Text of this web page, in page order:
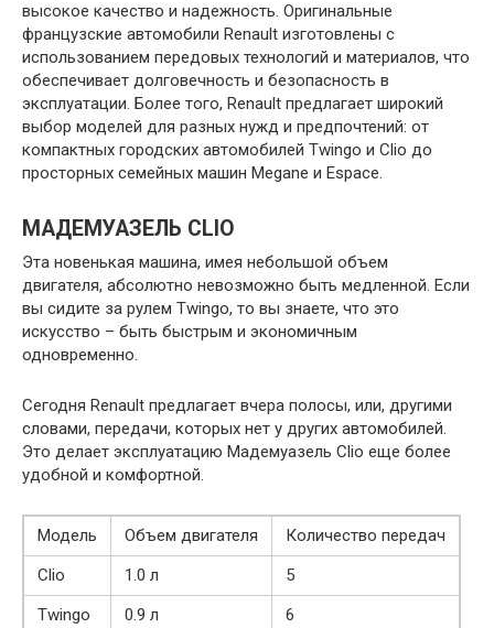
высокое качество и надежность. Оригинальные
французские автомобили Renault изготовлены с
использованием передовых технологий и материалов, что
обеспечивает долговечность и безопасность в
эксплуатации. Более того, Renault предлагает широкий
выбор моделей для разных нужд и предпочтений: от
компактных городских автомобилей Twingo и Clio до
просторных семейных машин Megane и Espace.
МАДЕМУАЗЕЛЬ CLIO
Эта новенькая машина, имея небольшой объем
двигателя, абсолютно невозможно быть медленной. Если
вы сидите за рулем Twingo, то вы знаете, что это
искусство – быть быстрым и экономичным
одновременно.
Сегодня Renault предлагает вчера полосы, или, другими
словами, передачи, которых нет у других автомобилей.
Это делает эксплуатацию Мадемуазель Clio еще более
удобной и комфортной.
Модель Объем двигателя
Количество передач
Clio
1.0 л
5
Twingo
0.9 л
6